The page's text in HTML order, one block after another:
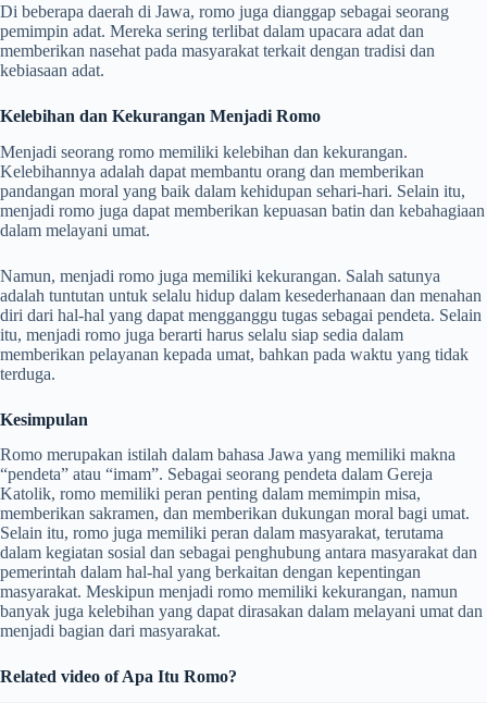
Di beberapa daerah di Jawa, romo juga dianggap sebagai seorang
pemimpin adat. Mereka sering terlibat dalam upacara adat dan
memberikan nasehat pada masyarakat terkait dengan tradisi dan
kebiasaan adat.
Kelebihan dan Kekurangan Menjadi Romo
Menjadi seorang romo memiliki kelebihan dan kekurangan.
Kelebihannya adalah dapat membantu orang dan memberikan
pandangan moral yang baik dalam kehidupan sehari-hari. Selain itu,
menjadi romo juga dapat memberikan kepuasan batin dan kebahagiaan
dalam melayani umat.
Namun, menjadi romo juga memiliki kekurangan. Salah satunya
adalah tuntutan untuk selalu hidup dalam kesederhanaan dan menahan
diri dari hal-hal yang dapat mengganggu tugas sebagai pendeta. Selain
itu, menjadi romo juga berarti harus selalu siap sedia dalam
memberikan pelayanan kepada umat, bahkan pada waktu yang tidak
terduga.
Kesimpulan
Romo merupakan istilah dalam bahasa Jawa yang memiliki makna
“pendeta” atau “imam”. Sebagai seorang pendeta dalam Gereja
Katolik, romo memiliki peran penting dalam memimpin misa,
memberikan sakramen, dan memberikan dukungan moral bagi umat.
Selain itu, romo juga memiliki peran dalam masyarakat, terutama
dalam kegiatan sosial dan sebagai penghubung antara masyarakat dan
pemerintah dalam hal-hal yang berkaitan dengan kepentingan
masyarakat. Meskipun menjadi romo memiliki kekurangan, namun
banyak juga kelebihan yang dapat dirasakan dalam melayani umat dan
menjadi bagian dari masyarakat.
Related video of Apa Itu Romo?